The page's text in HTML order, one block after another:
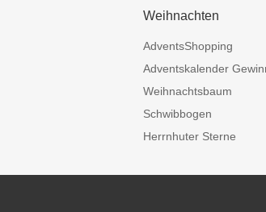
Weihnachten
AdventsShopping
Adventskalender
Weihnachtsbaum
Schwibbogen
Herrnhuter Sterne